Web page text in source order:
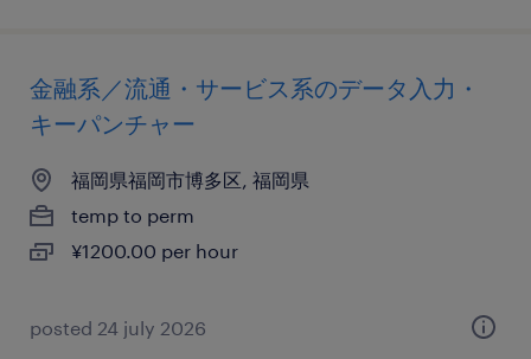
金融系／流通・サービス系のデータ入力・
キーパンチャー
福岡県福岡市博多区, 福岡県
temp to perm
¥1200.00 per hour
posted 24 july 2026